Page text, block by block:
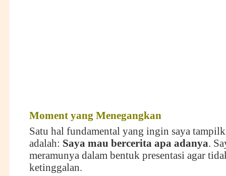
Moment yang Menegangkan
Satu hal fundamental yang ingin saya
adalah: Saya mau bercerita apa adanya.
meramunya dalam bentuk presentasi agar
ketinggalan.